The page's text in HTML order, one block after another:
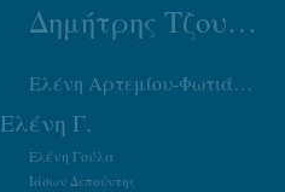
Δημήτρης Τζουμάκας
Ελένη Αρτεμίου-Φωτιάδου
Ελένη Γ.
Ελένη Γούλα
Ιάσων Δεπούντης